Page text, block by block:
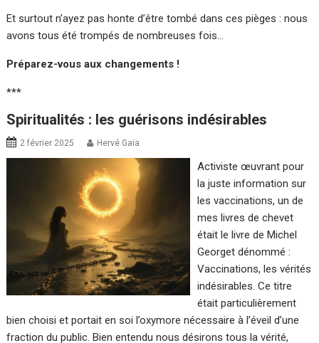
Et surtout n’ayez pas honte d’être tombé dans ces pièges : nous
avons tous été trompés de nombreuses fois…
Préparez-vous aux changements !
***
Spiritualités : les guérisons indésirables
2 février 2025 Hervé Gaïa
Activiste œuvrant pour
la juste information sur
les vaccinations, un de
mes livres de chevet
était le livre de Michel
Georget dénommé :
Vaccinations, les vérités
indésirables. Ce titre
était particulièrement
bien choisi et portait en soi l’oxymore nécessaire à l’éveil d’une
fraction du public. Bien entendu nous désirons tous la vérité,